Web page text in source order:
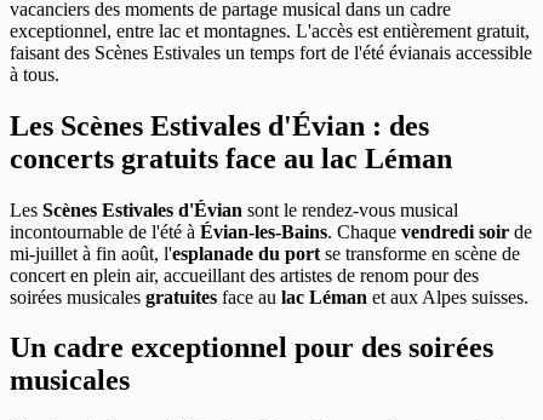
vacanciers des moments de partage musical dans un cadre
exceptionnel, entre lac et montagnes. L'accès est entièrement gratuit,
faisant des Scènes Estivales un temps fort de l'été évianais accessible
à tous.
Les Scènes Estivales d'Évian : des
concerts gratuits face au lac Léman
Les Scènes Estivales d'Évian sont le rendez-vous musical
incontournable de l'été à Évian-les-Bains. Chaque vendredi soir de
mi-juillet à fin août, l'esplanade du port se transforme en scène de
concert en plein air, accueillant des artistes de renom pour des
soirées musicales gratuites face au lac Léman et aux Alpes suisses.
Un cadre exceptionnel pour des soirées
musicales